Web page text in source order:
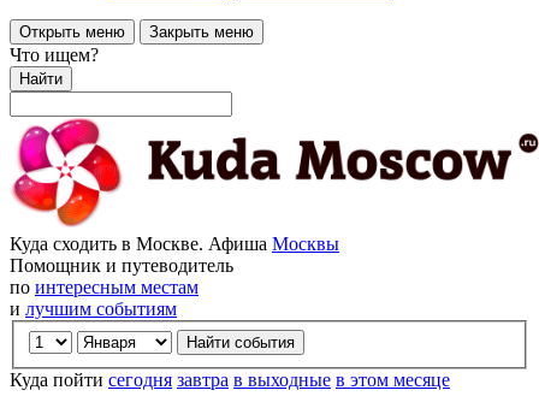
Открыть меню Закрыть меню
Что ищем?
Найти
Куда сходить в Москве. Афиша Москвы
Помощник и путеводитель
по интересным местам
и лучшим событиям
Куда пойти сегодня завтра в выходные в этом месяце